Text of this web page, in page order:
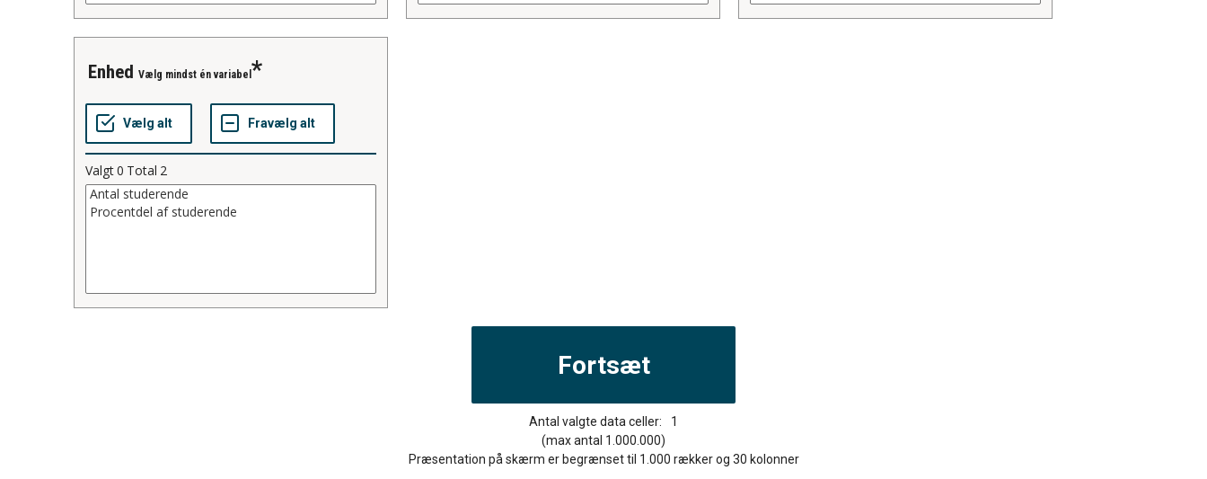
Enhed Vælg mindst én variabel
Valgt0 Total 2
Antal valgte data celler:
1
(max antal 1.000.000)
Præsentation på skærm er begrænset til 1.000 rækker og 30 kolonner